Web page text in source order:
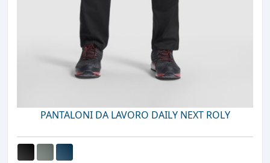
PANTALONI DA LAVORO DAILY NEXT ROLY